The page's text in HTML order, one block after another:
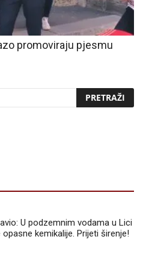
promoviraju pjesmu
U podzemnim vodama u Lici
kemikalije. Prijeti širenje!